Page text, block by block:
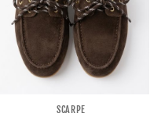
SCARPE